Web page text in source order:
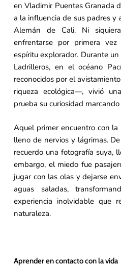
en Vladimir Puentes Granada
a la influencia de sus padres y
Alemán de Cali. Ni
enfrentarse por primera
espíritu explorador. Durante
Ladrilleros, en el océano
reconocidos por el
riqueza ecológica—, vivió
prueba su curiosidad
Aquel primer encuentro con
lleno de nervios y lágrimas.
recuerdo una fotografía suya,
embargo, el miedo fue
jugar con las olas y dejarse
aguas saladas,
experiencia inolvidable que
naturaleza.
Aprender en contacto con la vida